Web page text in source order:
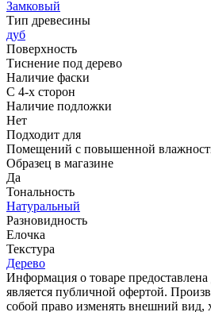
Замковый
Тип древесины
дуб
Поверхность
Тиснение под дерево
Наличие фаски
С 4-х сторон
Наличие подложки
Нет
Подходит для
Помещений с повышенной
Образец в магазине
Да
Тональность
Натуральный
Разновидность
Елочка
Текстура
Дерево
Информация о товаре
является публичной офертой.
собой право изменять внешний вид,